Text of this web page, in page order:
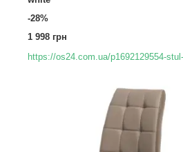
-28%
1 998 грн
https://os24.com.ua/p1692129554-